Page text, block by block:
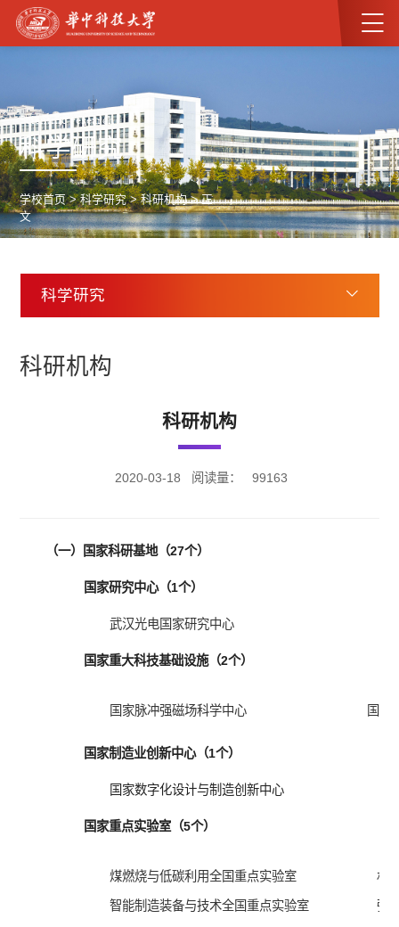
Scientific research
科学研究
学校首页>科学研究>科研机构> 正
文
科学研究
科研机构
科研机构
2020-03-18 阅读量： 99163
（一）国家科研基地（27个）
国家研究中心（1个）
武汉光电国家研究中心
国家重大科技基础设施（2个）
国家脉冲强磁场科学中心 国家
国家制造业创新中心（1个）
国家数字化设计与制造创新中心
国家重点实验室（5个）
煤燃烧与低碳利用全国重点实验室 材
智能制造装备与技术全国重点实验室 强